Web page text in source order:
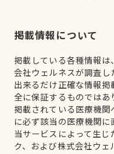
掲載情報について
掲載している各種情報
会社ウェルネスが調査し
出来るだけ正確な情報
全に保証するものではあ
掲載されている医療機
に必ず該当の医療機関に
当サービスによって生
ク、および株式会社ウ